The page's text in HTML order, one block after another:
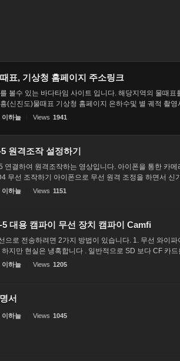
표, 기상청 홈페이지 주소링크
볼수 있는 바다타임 사이트 입니다. 해당지역의 물때
(신진도)물때표 기상청 홈페이지 은하수및 별 궤적 촬
이하늘 Views 1941
원격조작 설정하기
연결하여 원격조작하는 영상입니다. 아이폰을 통한 카
무선 조작하기 아이폰으로 무선 원격 조정을 하면서 신
이하늘 Views 1151
대용 캠파이 무선 장치 캠파이 Camfi
으로 전송하려면 2가지 방법이 있습니다. 1. 무선 와이
지만 현실은 냉혹합니다 . 일반적으로 SD 보다 CF 카
이하늘 Views 1205
서
이하늘 Views 1045